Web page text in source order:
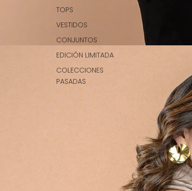
TOPS
VESTIDOS
CONJUNTOS
EDICIÓN LIMITADA
COLECCIONES
PASADAS